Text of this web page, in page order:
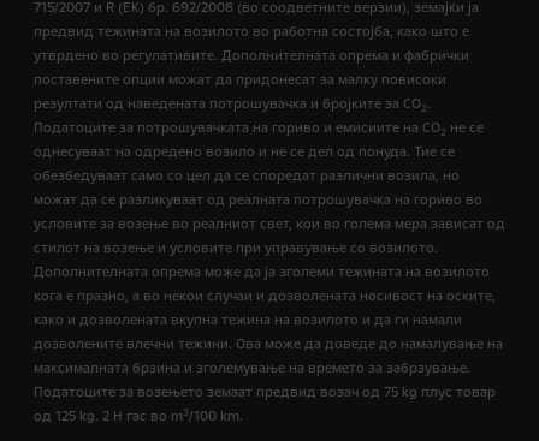
715/2007 и R (ЕК) бр. 692/2008 (во соодветните верзии), земајќи ја
предвид тежината на возилото во работна состојба, како што е
утврдено во регулативите. Дополнителната опрема и фабрички
поставените опции можат да придонесат за малку повисоки
резултати од наведената потрошувачка и бројките за CO2.
Податоците за потрошувачката на гориво и емисиите на CO2 не се
однесуваат на одредено возило и не се дел од понуда. Тие се
обезбедуваат само со цел да се споредат различни возила, но
можат да се разликуваат од реалната потрошувачка на гориво во
условите за возење во реалниот свет, кои во голема мера зависат од
стилот на возење и условите при управување со возилото.
Дополнителната опрема може да ја зголеми тежината на возилото
кога е празно, а во некои случаи и дозволената носивост на оските,
како и дозволената вкупна тежина на возилото и да ги намали
дозволените влечни тежини. Ова може да доведе до намалување на
максималната брзина и зголемување на времето за забрзување.
Податоците за возењето земаат предвид возач од 75 kg плус товар
од 125 kg. 2 H гас во m3/100 km.